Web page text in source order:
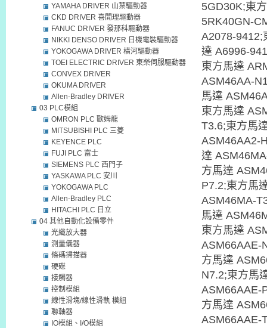
5GD30K;東
5RK40GN-
A2078-9412;
達 A6996-
東方馬達
ASM46AA-
馬達
東方馬達
T3.6;東方馬
ASM46AA2-
達
方馬達
P7.2;東方馬
ASM46MA-
馬達
東方馬達
ASM66AAE-
方馬達
N7.2;東方馬
ASM66AAE-
方馬達
ASM66AAE-
YAMAHA DRIVER 山葉驅動器
CKD DRIVER 喜開理驅動器
FANUC DRIVER 發那科驅動器
NIKKI DENSO DRIVER 日機電裝驅動器
YOKOGAWA DRIVER 橫河驅動器
TOEI ELECTRIC DRIVER 東榮伺服驅動器
CONVEX DRIVER
OKUMA DRIVER
Allen-Bradley DRIVER
03 PLC模組
OMRON PLC 歐姆龍
MITSUBISHI PLC 三菱
KEYENCE PLC
FUJI PLC 富士
SIEMENS PLC 西門子
YASKAWA PLC 安川
YOKOGAWA PLC
Allen-Bradley PLC
HITACHI PLC 日立
04 其他自動化設備零件
光纖放大器
測量儀器
條碼掃描器
硬碟
接觸器
控制模組
線性滑塊/線性滑軌 模組
聯軸器
IO模組、I/O模組